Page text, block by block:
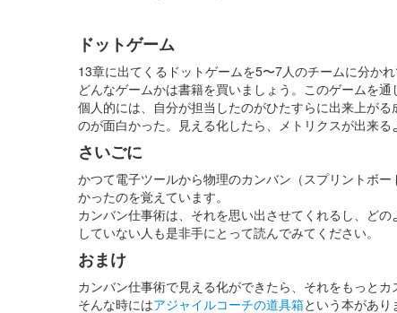
ドットゲーム
13章に出てくるドットゲームを5〜7人のチームに分かれ
どんなゲームかは書籍を買いましょう。このゲームを
個人的には、自分が担当したのがひたすらに出来上が
のが面白かった。見える化したら、メトリクスが出来
さいごに
かつて電子ツールから物理のカンバン（スプリントボ
かったのを覚えています。
カンバン仕事術は、それを思い出させてくれるし、ど
していない人も是非手にとって読んでみてください。
おまけ
カンバン仕事術で見える化ができたら、それをもっとカ
そんな時にはアジャイルコーチの道具箱という本があり